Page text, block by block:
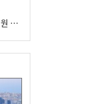
메리츠, 홈플러스 회생 긴급자금 2000억 원 지원 승인